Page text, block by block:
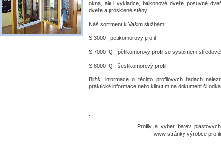
okna, ale i výkladce, balkonové dveře, posuvné
dveře a prosklené stěny.
Náš sortiment k Vašim službám:
S 3000 - pětikomorový profil
S 7000 IQ - pětikomorový profil se systémem
S 8000 IQ - šestikomorový profil
Bližší informace o těchto profilových řadách
praktické informace nebo klinutím na dokument či
www stránky výrobce